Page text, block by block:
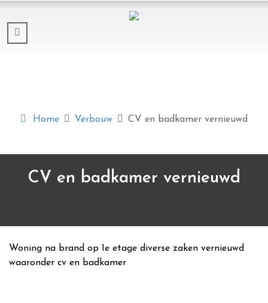
Home Verbouw CV en badkamer vernieuwd
CV en badkamer vernieuwd
Woning na brand op 1e etage diverse zaken vernieuwd
waaronder cv en badkamer